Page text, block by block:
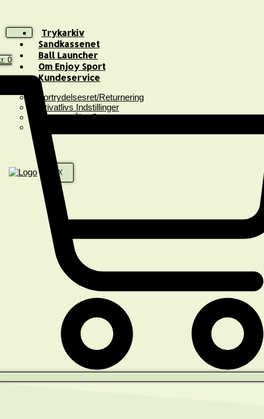
Trykarkiv
Sandkassenet
Ball Launcher
Om Enjoy Sport
Kundeservice
Fortrydelsesret/Returnering
Privatlivs Indstillinger
Spørgsmål & Svar
X
0